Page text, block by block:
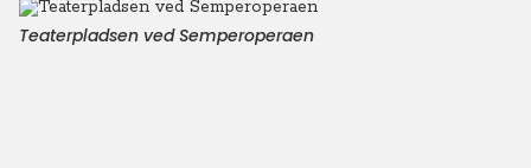
Teaterpladsen ved Semperoperaen